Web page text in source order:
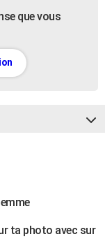
que vous
ta photo avec sur